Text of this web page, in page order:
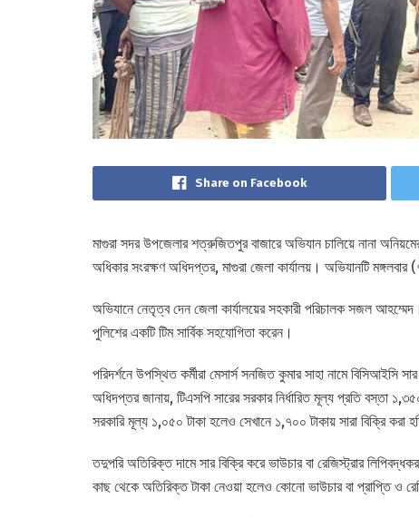
Share on Facebook
মাগুরা সদর উপজেলার শত্রুজিতপুর বাজারে অভিযান চালিয়ে নানা
অধিকার সংরক্ষণ অধিদপ্তর, মাগুরা জেলা কার্যালয়। অভিযানটি
অভিযানে নেতৃত্ব দেন জেলা কার্যালয়ের সহকারী পরিচালক সজল
পুলিশের একটি টিম সার্বিক সহযোগিতা করেন।
পরিদর্শনে উপস্থিত কর্মীরা মেসার্স সনজিত কুমার সাহা নামে
অধিদপ্তর জানায়, টিএসপি সারের সরকার নির্ধারিত মূল্য প্রতি বস্তা
সরকারি মূল্য ১,০৫০ টাকা হলেও সেখানে ১,৭০০ টাকায় সারা বিক্রি করা
তদুপরি অতিরিক্ত দামে সার বিক্রি করে ভাউচার বা রেজিস্ট্রার
কাছ থেকে অতিরিক্ত টাকা নেওয়া হলেও কোনো ভাউচার বা প্রাপ্তি ও